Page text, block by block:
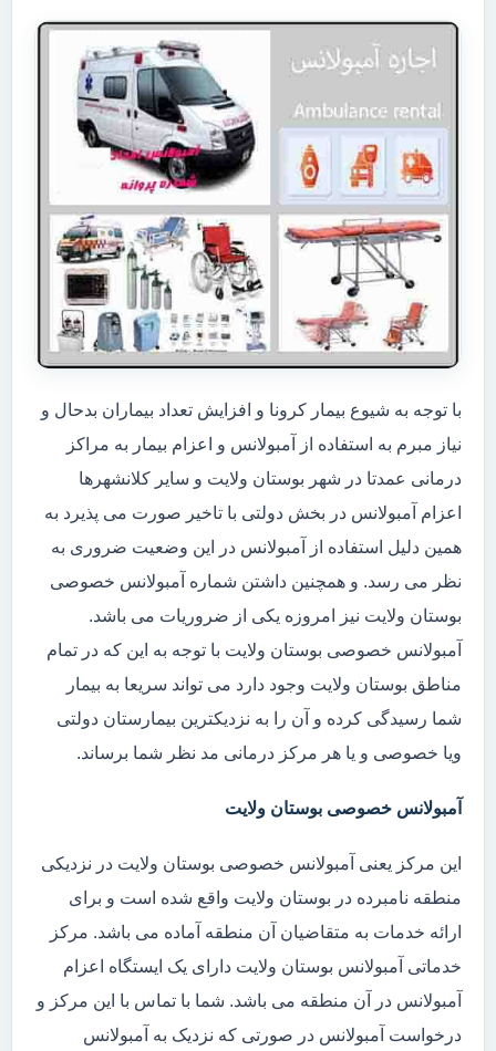
با توجه به شیوع بیمار کرونا و افزایش تعداد بیماران بدحال و
نیاز مبرم به استفاده از آمبولانس و اعزام بیمار به مراکز
درمانی عمدتا در شهر بوستان ولایت و سایر کلانشهرها
اعزام آمبولانس در بخش دولتی با تاخیر صورت می پذیرد به
همین دلیل استفاده از آمبولانس در این وضعیت ضروری به
نظر می رسد. و همچنین داشتن شماره آمبولانس خصوصی
بوستان ولایت نیز امروزه یکی از ضروریات می باشد.
آمبولانس خصوصی بوستان ولایت با توجه به این که در تمام
مناطق بوستان ولایت وجود دارد می تواند سریعا به بیمار
شما رسیدگی کرده و آن را به نزدیکترین بیمارستان دولتی
ویا خصوصی و یا هر مرکز درمانی مد نظر شما برساند.
آمبولانس خصوصی بوستان ولایت
این مرکز یعنی آمبولانس خصوصی بوستان ولایت در نزدیکی
منطقه نامبرده در بوستان ولایت واقع شده است و برای
ارائه خدمات به متقاضیان آن منطقه آماده می باشد. مرکز
خدماتی آمبولانس بوستان ولایت دارای یک ایستگاه اعزام
آمبولانس در آن منطقه می باشد. شما با تماس با این مرکز و
درخواست آمبولانس در صورتی که نزدیک به آمبولانس